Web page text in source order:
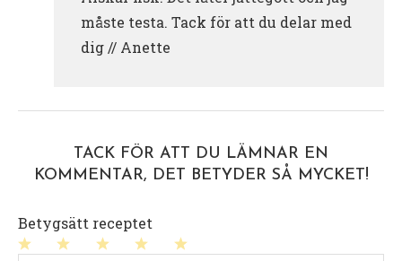
måste testa. Tack för att du delar med
dig // Anette
TACK FÖR ATT DU LÄMNAR EN
KOMMENTAR, DET BETYDER SÅ MYCKET!
Betygsätt receptet